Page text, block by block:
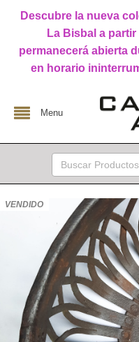
Descubre la nueva
La Bisbal a
permanecerá abierta
en horario
Menu
Buscar:
VENDIDO